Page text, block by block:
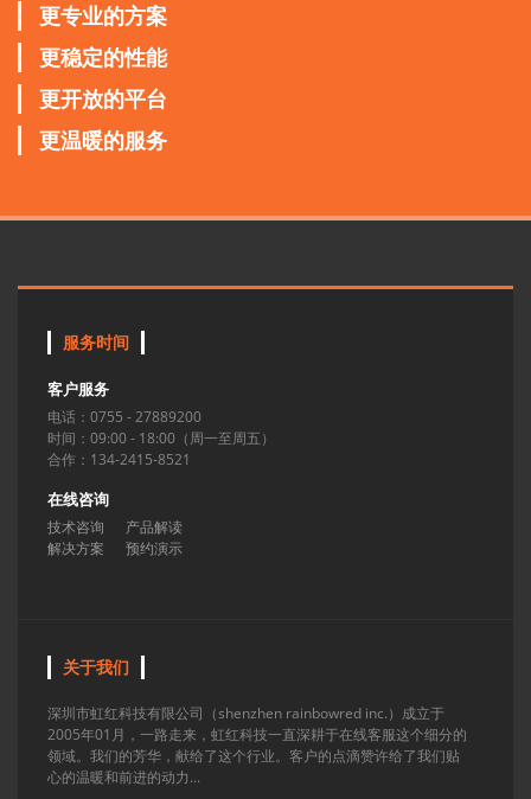
更专业的方案
更稳定的性能
更开放的平台
更温暖的服务
服务时间
客户服务
电话：0755 - 27889200
时间：09:00 - 18:00（周一至周五）
合作：134-2415-8521
在线咨询
技术咨询
产品解读
解决方案
预约演示
关于我们
深圳市虹红科技有限公司（shenzhen rainbowred inc.）成立于
2005年01月，一路走来，虹红科技一直深耕于在线客服这个细分的
领域。我们的芳华，献给了这个行业。客户的点滴赞许给了我们贴
心的温暖和前进的动力...